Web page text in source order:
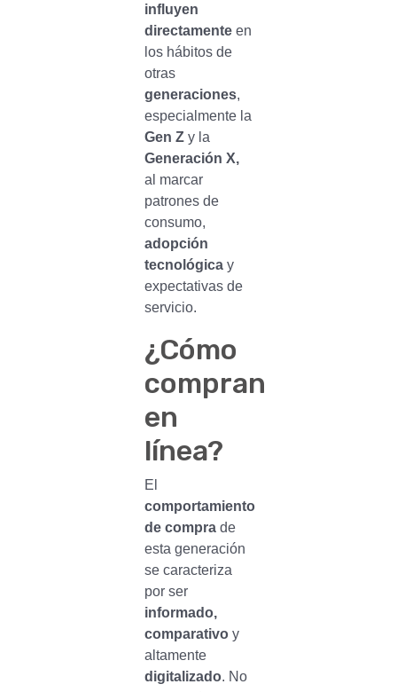
influyen
directamenteen
los hábitos de
otras
generaciones,
especialmente la
Gen Zy la
Generación X,
al marcar
patrones de
consumo,
adopción
tecnológicay
expectativas de
servicio.
¿Cómo
compran
en
línea?
El
comportamiento
de compra de
esta generación
se caracteriza
por ser
informado,
comparativoy
altamente
digitalizado. No